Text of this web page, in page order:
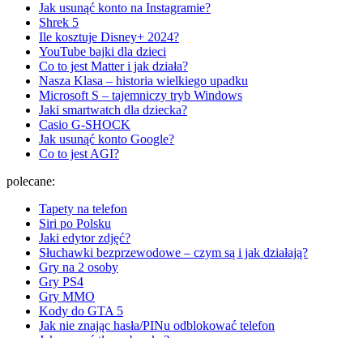
Jak usunąć konto na Instagramie?
Shrek 5
Ile kosztuje Disney+ 2024?
YouTube bajki dla dzieci
Co to jest Matter i jak działa?
Nasza Klasa – historia wielkiego upadku
Microsoft S – tajemniczy tryb Windows
Jaki smartwatch dla dziecka?
Casio G-SHOCK
Jak usunąć konto Google?
Co to jest AGI?
polecane:
Tapety na telefon
Siri po Polsku
Jaki edytor zdjęć?
Słuchawki bezprzewodowe – czym są i jak działają?
Gry na 2 osoby
Gry PS4
Gry MMO
Kody do GTA 5
Jak nie znając hasła/PINu odblokować telefon